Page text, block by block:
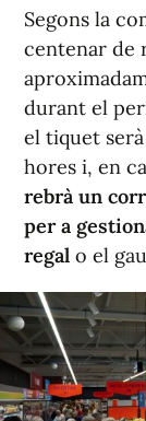
Segons la
centenar de
durant el
el tiquet
hores i, en
rebrà un
per a
regal o el